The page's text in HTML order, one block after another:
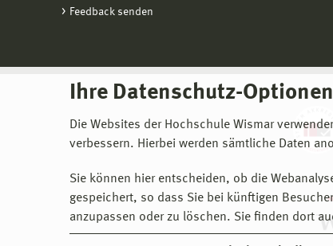
Ihre Datenschutz-Optionen
Die Websites der Hochschule Wismar
verbessern. Hierbei werden sämtliche Daten
Sie können hier entscheiden, ob die
gespeichert, so dass Sie bei künftigen
anzupassen oder zu löschen. Sie finden dort
Feedback senden